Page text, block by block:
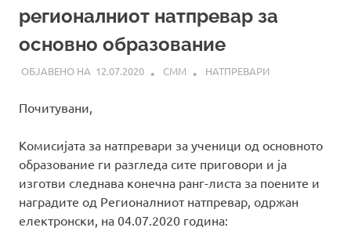
регионалниот натпревар за
основно образование
12.07.2020 СММ НАТПРЕВАРИ
Почитувани,
Комисијата за натпревари за ученици од основното
образование ги разгледа сите приговори и ја
изготви следнава конечна ранг-листа за поените и
наградите од Регионалниот натпревар, одржан
електронски, на 04.07.2020 година: